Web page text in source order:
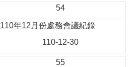
54
110年12月份處務會議紀錄
110-12-30
55